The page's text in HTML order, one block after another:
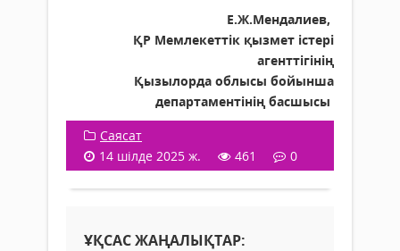
Е.Ж.Мендалиев,
ҚР Мемлекеттік қызмет істері
агенттігінің
Қызылорда облысы бойынша
департаментінің басшысы
Саясат
14 шілде 2025 ж.
461 0
ҰҚСАС ЖАҢАЛЫҚТАР: